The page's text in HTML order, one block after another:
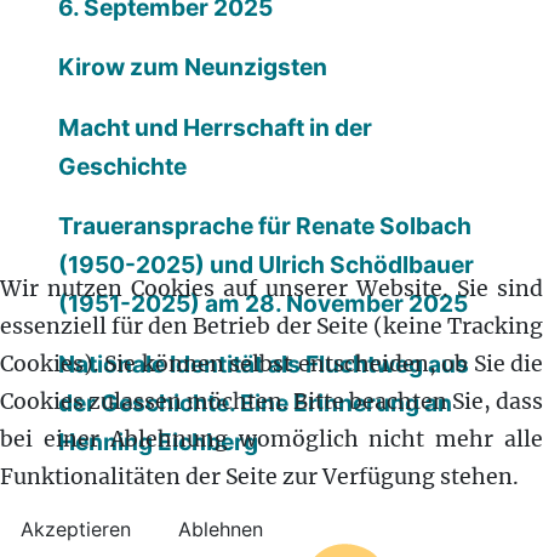
6. September 2025
Kirow zum Neunzigsten
Macht und Herrschaft in der
Geschichte
Traueransprache für Renate Solbach
(1950-2025) und Ulrich Schödlbauer
(1951-2025) am 28. November 2025
Nationale Identität als Fluchtweg aus
der Geschichte. Eine Erinnerung an
Henning Eichberg
Wir nutzen Cookies auf unserer Website. Sie sind
essenziell für den Betrieb der Seite (keine Tracking
Cookies). Sie können selbst entscheiden, ob Sie die
Cookies zulassen möchten. Bitte beachten Sie, dass
bei einer Ablehnung womöglich nicht mehr alle
Funktionalitäten der Seite zur Verfügung stehen.
Akzeptieren Ablehnen